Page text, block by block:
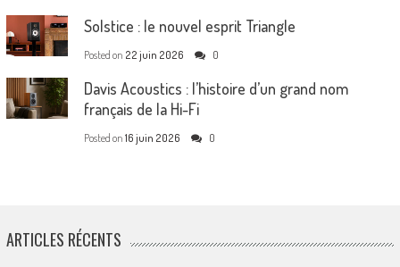
Solstice : le nouvel esprit Triangle
Posted on 22 juin 2026 0
Davis Acoustics : l’histoire d’un grand nom
français de la Hi-Fi
Posted on 16 juin 2026 0
ARTICLES RÉCENTS